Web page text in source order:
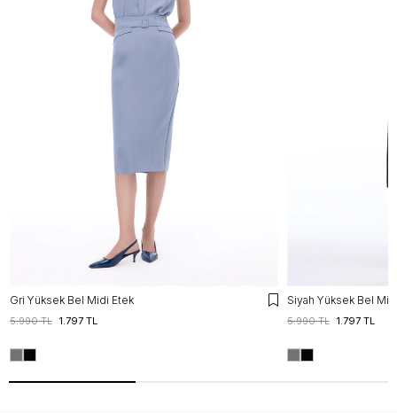
Gri Yüksek Bel Midi Etek
1.797 TL
5.990 TL
Siyah Yüksek Bel
1.797 TL
5.990 TL